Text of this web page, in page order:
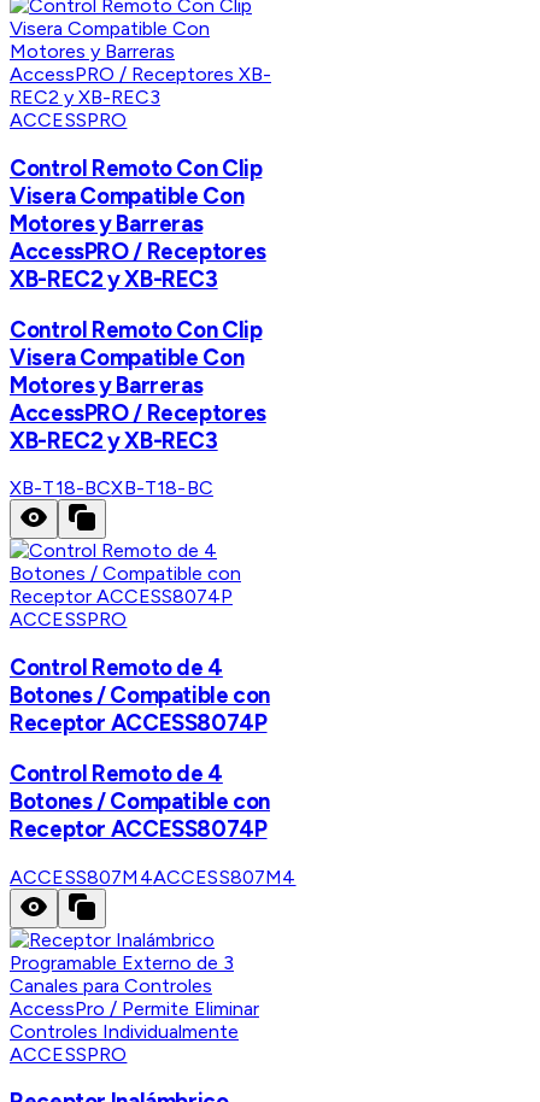
ACCESSPRO
Control Remoto Con Clip
Visera Compatible Con
Motores y Barreras
AccessPRO / Receptores
XB-REC2 y XB-REC3
Control Remoto Con Clip
Visera Compatible Con
Motores y Barreras
AccessPRO / Receptores
XB-REC2 y XB-REC3
XB-T18-BCXB-T18-BC
ACCESSPRO
Control Remoto de 4
Botones / Compatible con
Receptor ACCESS8074P
Control Remoto de 4
Botones / Compatible con
Receptor ACCESS8074P
ACCESS807M4ACCESS807M4
ACCESSPRO